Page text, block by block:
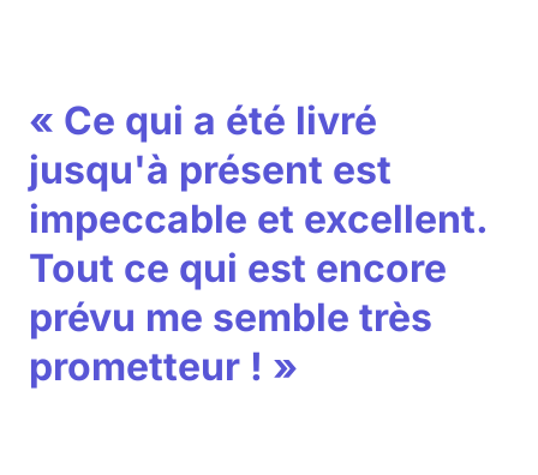
« Ce qui a été livré
jusqu'à présent est
impeccable et excellent.
Tout ce qui est encore
prévu me semble très
prometteur ! »